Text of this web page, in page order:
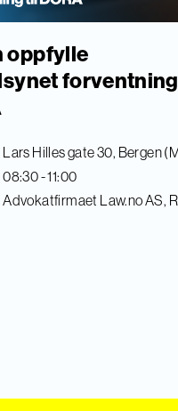
oppfylle
forventning
08:30 - 11:00